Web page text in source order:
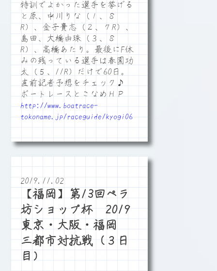
特訓でよかった選手を挙げる
と原、中川りな（１、８
R）、金子貴志（２、７R）、
島田、大橋由珠（３、８
R）、高橋あたり。最後にF休
みの残っている選手は春園功
太（５、11R）だけで60日。
直前記者予想をチェック♪
ボートレースとこなめＨＰ
http://www.boatrace-
tokoname.jp/raceguide/kyogi06
2019.11.02
【福岡】第13回ペラ
坊ショップ杯 2019
東京・大阪・福岡
三都市対抗戦（３日
目）